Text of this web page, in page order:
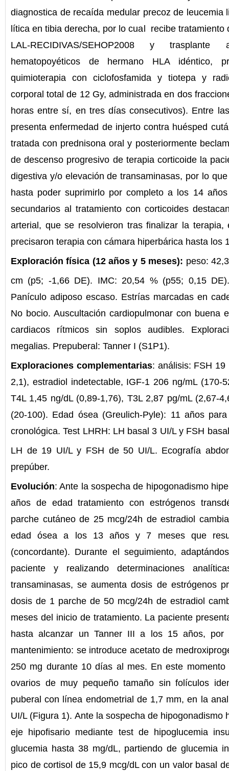
diagnostica de recaída medular precoz de leucemia
lítica en tibia derecha, por lo cual recibe tratamiento
LAL-RECIDIVAS/SEHOP2008 y
hematopoyéticos de hermano HLA idéntico,
quimioterapia con ciclofosfamida y tiotepa y
corporal total de 12 Gy, administrada en dos
horas entre sí, en tres días consecutivos). Entre
presenta enfermedad de injerto contra huésped
tratada con prednisona oral y posteriormente
de descenso progresivo de terapia corticoide la
digestiva y/o elevación de transaminasas, por lo
hasta poder suprimirlo por completo a los 14
secundarios al tratamiento con corticoides
arterial, que se resolvieron tras finalizar la
precisaron terapia con cámara hiperbárica hasta los
Exploración física (12 años y 5 meses): peso:
cm (p5; -1,66 DE). IMC: 20,54 % (p55; 0,15
Panículo adiposo escaso. Estrías marcadas en
No bocio. Auscultación cardiopulmonar con buena
cardiacos rítmicos sin soplos audibles.
megalias. Prepuberal: Tanner I (S1P1).
Exploraciones complementarias: análisis: FSH 19
2,1), estradiol indetectable, IGF-1 206 ng/mL (170-
T4L 1,45 ng/dL (0,89-1,76), T3L 2,87 pg/mL (2,67-
(20-100). Edad ósea (Greulich-Pyle): 11 años
cronológica. Test LHRH: LH basal 3 UI/L y FSH
LH de 19 UI/L y FSH de 50 UI/L. Ecografía
prepúber.
Evolución: Ante la sospecha de hipogonadismo
años de edad tratamiento con estrógenos
parche cutáneo de 25 mcg/24h de estradiol
edad ósea a los 13 años y 7 meses que
(concordante). Durante el seguimiento,
paciente y realizando determinaciones
transaminasas, se aumenta dosis de estrógenos
dosis de 1 parche de 50 mcg/24h de estradiol
meses del inicio de tratamiento. La paciente
hasta alcanzar un Tanner III a los 15 años,
mantenimiento: se introduce acetato de
250 mg durante 10 días al mes. En este
ovarios de muy pequeño tamaño sin folículos
puberal con línea endometrial de 1,7 mm, en la
UI/L (Figura 1). Ante la sospecha de hipogonadismo
eje hipofisario mediante test de hipoglucemia
glucemia hasta 38 mg/dL, partiendo de glucemia
pico de cortisol de 15,9 mcg/dL con un valor basal